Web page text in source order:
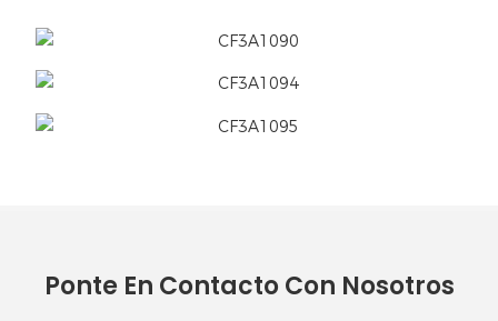
Ponte En Contacto Con Nosotros